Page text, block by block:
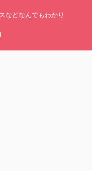
などなんでもわかり